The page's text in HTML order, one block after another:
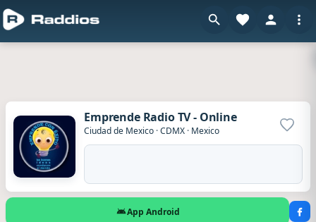
Emprende Radio TV - Online
Ciudad de Mexico ·CDMX · Mexico
App Android